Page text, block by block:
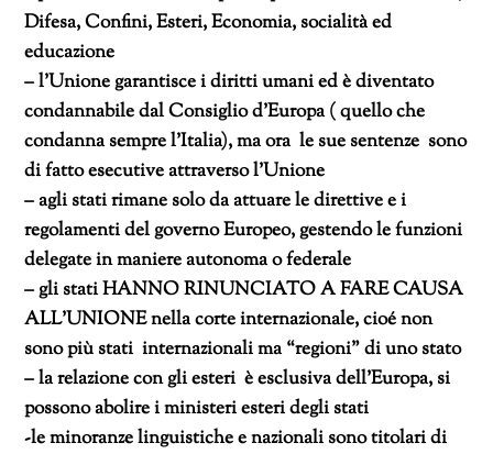
Difesa, Confini, Esteri, Economia, socialità ed
educazione
– l’Unione garantisce i diritti umani ed è diventato
condannabile dal Consiglio d’Europa ( quello che
condanna sempre l’Italia), ma ora le sue sentenze sono
di fatto esecutive attraverso l’Unione
– agli stati rimane solo da attuare le direttive e i
regolamenti del governo Europeo, gestendo le funzioni
delegate in maniere autonoma o federale
– gli stati HANNO RINUNCIATO A FARE CAUSA
ALL’UNIONE nella corte internazionale, cioé non
sono più stati internazionali ma “regioni” di uno stato
– la relazione con gli esteri è esclusiva dell’Europa, si
possono abolire i ministeri esteri degli stati
-le minoranze linguistiche e nazionali sono titolari di